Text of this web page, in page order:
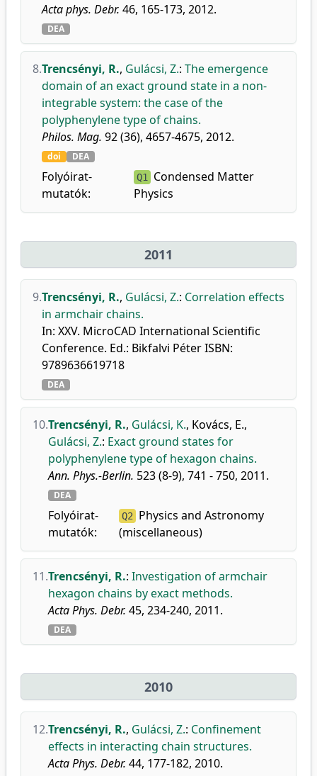
Acta phys. Debr. 46, 165-173, 2012.
DEA
8.Trencsényi, R., Gulácsi, Z.: The emergence
domain of an exact ground state in a non-
integrable system: the case of the
polyphenylene type of chains.
Philos. Mag. 92 (36), 4657-4675, 2012.
doi DEA
Folyóirat-
mutatók:
Q1 Condensed Matter
Physics
2011
9.Trencsényi, R., Gulácsi, Z.: Correlation effects
in armchair chains.
In: XXV. MicroCAD International Scientific
Conference. Ed.: Bikfalvi Péter ISBN:
9789636619718
DEA
10.Trencsényi, R., Gulácsi, K., Kovács, E.,
Gulácsi, Z.: Exact ground states for
polyphenylene type of hexagon chains.
Ann. Phys.-Berlin. 523 (8-9), 741 - 750, 2011.
DEA
Folyóirat-
mutatók:
Q2
Physics and Astronomy
(miscellaneous)
11.Trencsényi, R.: Investigation of armchair
hexagon chains by exact methods.
Acta Phys. Debr. 45, 234-240, 2011.
DEA
2010
12.Trencsényi, R., Gulácsi, Z.: Confinement
effects in interacting chain structures.
Acta Phys. Debr. 44, 177-182, 2010.